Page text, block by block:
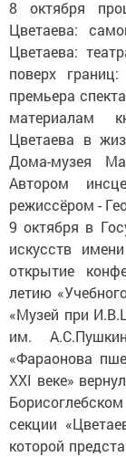
8 октября
Цветаева:
Цветаева:
поверх
премьера
материалам
Цветаева в
Дома-музея
Автором
режиссёром -
9 октября в
искусств
открытие
летию
«Музей при
им.
«Фараонова
XXI веке»
секции
которой